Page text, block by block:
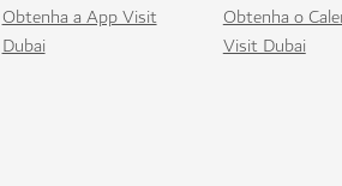
Obtenha a App Visit
Dubai
Obtenha o
Visit Dubai